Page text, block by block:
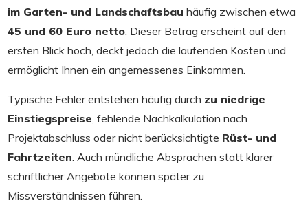
im Garten- und Landschaftsbau häufig zwischen etwa
45 und 60 Euro netto . Dieser Betrag erscheint auf den
ersten Blick hoch, deckt jedoch die laufenden Kosten und
ermöglicht Ihnen ein angemessenes Einkommen.
Typische Fehler entstehen häufig durch zu niedrige
Einstiegspreise , fehlende Nachkalkulation nach
Projektabschluss oder nicht berücksichtigte Rüst- und
Fahrtzeiten . Auch mündliche Absprachen statt klarer
schriftlicher Angebote können später zu
Missverständnissen führen.